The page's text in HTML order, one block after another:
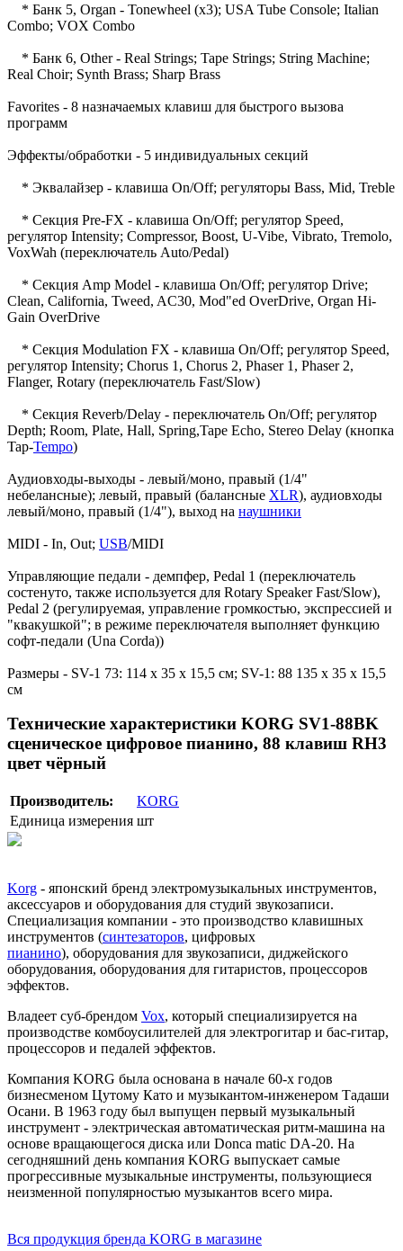
* Банк 5, Organ - Tonewheel (x3); USA Tube Console; Italian
Combo; VOX Combo
* Банк 6, Other - Real Strings; Tape Strings; String Machine;
Real Choir; Synth Brass; Sharp Brass
Favorites - 8 назначаемых клавиш для быстрого вызова
программ
Эффекты/обработки - 5 индивидуальных секций
* Эквалайзер - клавиша On/Off; регуляторы Bass, Mid, Treble
* Секция Pre-FX - клавиша On/Off; регулятор Speed,
регулятор Intensity; Compressor, Boost, U-Vibe, Vibrato, Tremolo,
VoxWah (переключатель Auto/Pedal)
* Секция Amp Model - клавиша On/Off; регулятор Drive;
Clean, California, Tweed, AC30, Mod"ed OverDrive, Organ Hi-
Gain OverDrive
* Секция Modulation FX - клавиша On/Off; регулятор Speed,
регулятор Intensity; Chorus 1, Chorus 2, Phaser 1, Phaser 2,
Flanger, Rotary (переключатель Fast/Slow)
* Секция Reverb/Delay - переключатель On/Off; регулятор
Depth; Room, Plate, Hall, Spring,Tape Echo, Stereo Delay (кнопка
Tap-Tempo)
Аудиовходы-выходы - левый/моно, правый (1/4"
небелансные); левый, правый (балансные XLR), аудиовходы
левый/моно, правый (1/4"), выход на наушники
MIDI - In, Out; USB/MIDI
Управляющие педали - демпфер, Pedal 1 (переключатель
состенуто, также используется для Rotary Speaker Fast/Slow),
Pedal 2 (регулируемая, управление громкостью, экспрессией и
"квакушкой"; в режиме переключателя выполняет функцию
софт-педали (Una Corda))
Размеры - SV-1 73: 114 х 35 х 15,5 см; SV-1: 88 135 х 35 х 15,5
см
Технические характеристики KORG SV1-88BK
сценическое цифровое пианино, 88 клавиш RH3
цвет чёрный
Производитель:
KORG
Единица измерения шт
Korg - японский бренд электромузыкальных инструментов,
аксессуаров и оборудования для студий звукозаписи.
Специализация компании - это производство клавишных
инструментов (синтезаторов, цифровых
пианино), оборудования для звукозаписи, диджейского
оборудования, оборудования для гитаристов, процессоров
эффектов.
Владеет суб-брендом Vox, который специализируется на
производстве комбоусилителей для электрогитар и бас-гитар,
процессоров и педалей эффектов.
Компания KORG была основана в начале 60-х годов
бизнесменом Цутому Като и музыкантом-инженером Тадаши
Осани. В 1963 году был выпущен первый музыкальный
инструмент - электрическая автоматическая ритм-машина на
основе вращающегося диска или Donca matic DA-20. На
сегодняшний день компания KORG выпускает самые
прогрессивные музыкальные инструменты, пользующиеся
неизменной популярностью музыкантов всего мира.
Вся продукция бренда KORG в магазине